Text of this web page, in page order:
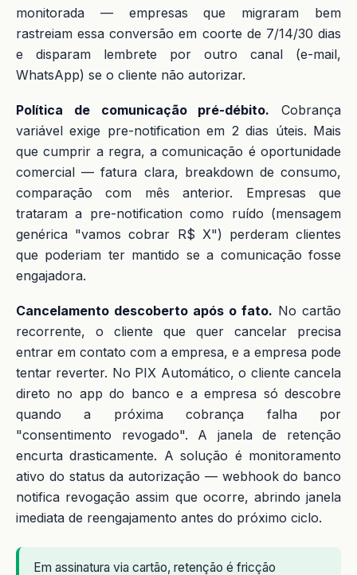
monitorada — empresas que migraram bem
rastreiam essa conversão em coorte de 7/14/30 dias
e disparam lembrete por outro canal (e-mail,
WhatsApp) se o cliente não autorizar.
Política de comunicação pré-débito. Cobrança
variável exige pre-notification em 2 dias úteis. Mais
que cumprir a regra, a comunicação é oportunidade
comercial — fatura clara, breakdown de consumo,
comparação com mês anterior. Empresas que
trataram a pre-notification como ruído (mensagem
genérica "vamos cobrar R$ X") perderam clientes
que poderiam ter mantido se a comunicação fosse
engajadora.
Cancelamento descoberto após o fato. No cartão
recorrente, o cliente que quer cancelar precisa
entrar em contato com a empresa, e a empresa pode
tentar reverter. No PIX Automático, o cliente cancela
direto no app do banco e a empresa só descobre
quando a próxima cobrança falha por
"consentimento revogado". A janela de retenção
encurta drasticamente. A solução é monitoramento
ativo do status da autorização — webhook do banco
notifica revogação assim que ocorre, abrindo janela
imediata de reengajamento antes do próximo ciclo.
Em assinatura via cartão, retenção é fricção